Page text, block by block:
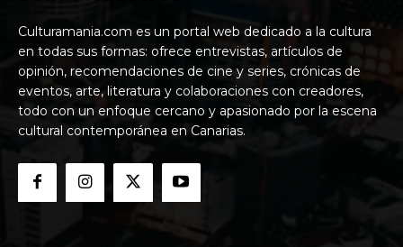
Culturamania.com es un portal web dedicado a la cultura
en todas sus formas: ofrece entrevistas, artículos de
opinión, recomendaciones de cine y series, crónicas de
eventos, arte, literatura y colaboraciones con creadores,
todo con un enfoque cercano y apasionado por la escena
cultural contemporánea en Canarias.